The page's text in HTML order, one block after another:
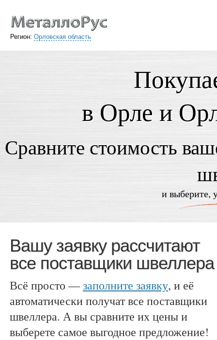
Регион: Орловская область
в Орле и
Сравните стоимость
и выберите,
Вашу заявку рассчитают
все поставщики швеллера
Всё просто —заполните заявку, и её
автоматически получат все поставщики
швеллера. А вы сравните их цены и
выберете самое выгодное предложение!